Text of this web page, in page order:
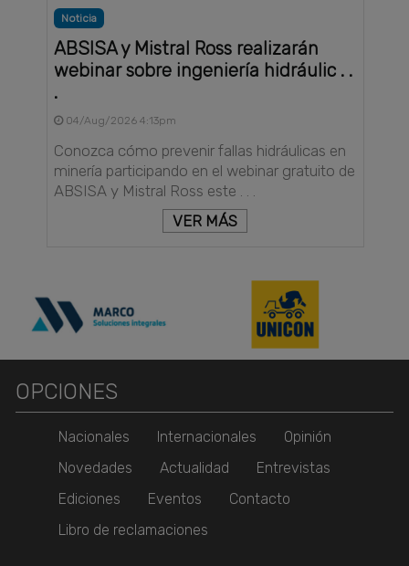
Noticia
ABSISA y Mistral Ross realizarán
webinar sobre ingeniería hidráulic . .
.
04/Aug/2026 4:13pm
Conozca cómo prevenir fallas hidráulicas en
minería participando en el webinar gratuito de
ABSISA y Mistral Ross este . . .
VER MÁS
OPCIONES
Nacionales Internacionales
Opinión
Novedades
Actualidad
Entrevistas
Ediciones
Eventos
Contacto
Libro de reclamaciones